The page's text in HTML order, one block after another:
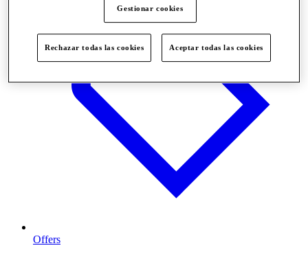
Offers
Gestionar cookies
Rechazar todas las cookies Aceptar todas las cookies